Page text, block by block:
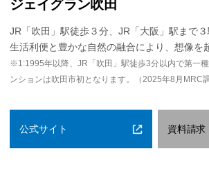
ジェイグラン吹田
JR「吹田」駅徒歩３分、JR「大阪」駅まで３
生活利便と豊かな自然の融合により、想像を
※1:1995年以降、JR「吹田」駅徒歩3分以内で第一
ンションは吹田市初となります。（2025年8月MRC調
公式サイト 資料請求